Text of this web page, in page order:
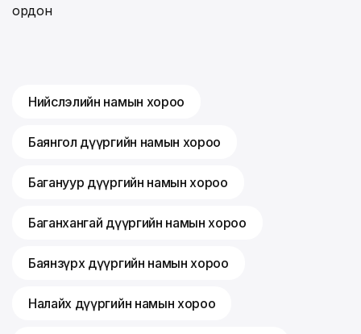
ордон
Нийслэлийн намын хороо
Баянгол дүүргийн намын хороо
Багануур дүүргийн намын хороо
Баганхангай дүүргийн намын хороо
Баянзүрх дүүргийн намын хороо
Налайх дүүргийн намын хороо